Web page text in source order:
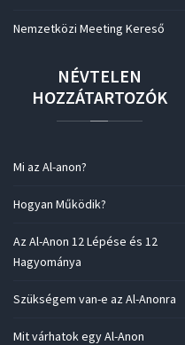
Nemzetközi Meeting Kereső
NÉVTELEN
HOZZÁTARTOZÓK
Mi az Al-anon?
Hogyan Működik?
Az Al-Anon 12 Lépése és 12
Hagyománya
Szükségem van-e az Al-Anonra
Mit várhatok egy Al-Anon